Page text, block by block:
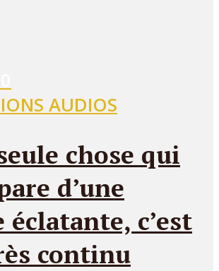
AUDIOS
chose qui
d’une
c’est
continu